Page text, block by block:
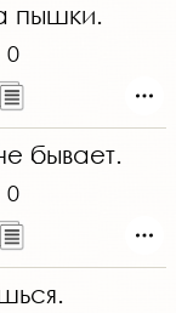
пышки.
0
бывает.
0